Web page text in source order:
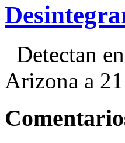
Detectan
Arizona a